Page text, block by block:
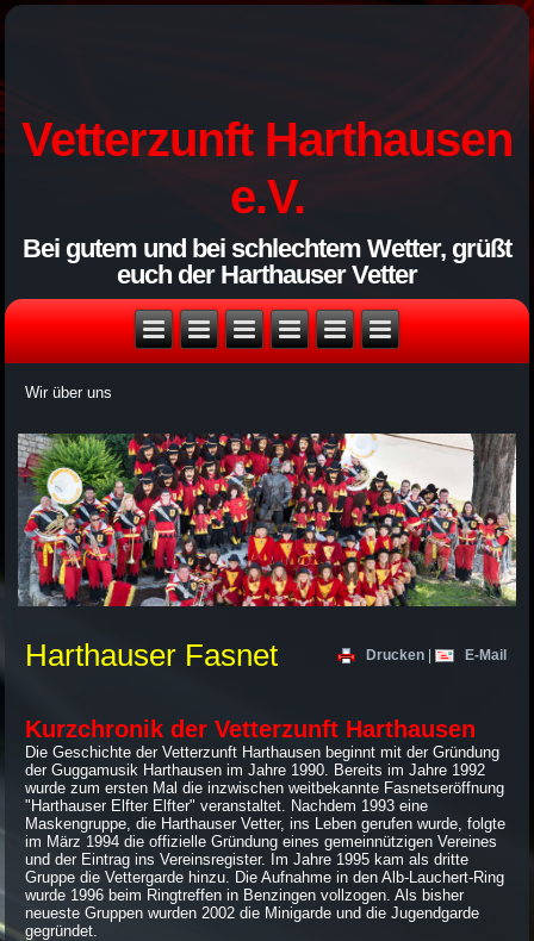
Vetterzunft Harthausen
e.V.
Bei gutem und bei schlechtem Wetter, grüßt
euch der Harthauser Vetter
Wir über uns
Harthauser Fasnet Drucken | E-Mail
Kurzchronik der Vetterzunft Harthausen
Die Geschichte der Vetterzunft Harthausen beginnt mit der Gründung
der Guggamusik Harthausen im Jahre 1990. Bereits im Jahre 1992
wurde zum ersten Mal die inzwischen weitbekannte Fasnetseröffnung
"Harthauser Elfter Elfter" veranstaltet. Nachdem 1993 eine
Maskengruppe, die Harthauser Vetter, ins Leben gerufen wurde, folgte
im März 1994 die offizielle Gründung eines gemeinnützigen Vereines
und der Eintrag ins Vereinsregister. Im Jahre 1995 kam als dritte
Gruppe die Vettergarde hinzu. Die Aufnahme in den Alb-Lauchert-Ring
wurde 1996 beim Ringtreffen in Benzingen vollzogen. Als bisher
neueste Gruppen wurden 2002 die Minigarde und die Jugendgarde
gegründet.